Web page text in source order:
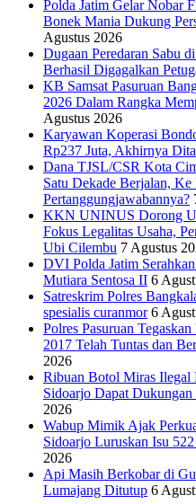
Polda Jatim Gelar Nobar
Bonek Mania Dukung
Agustus 2026
Dugaan Peredaran Sabu
Berhasil Digagalkan
KB Samsat Pasuruan
2026 Dalam Rangka
Agustus 2026
Karyawan Koperasi
Rp237 Juta, Akhirnya
Dana TJSL/CSR Kota
Satu Dekade Berjalan,
Pertanggungjawabannya?
KKN UNINUS Dorong
Fokus Legalitas Usaha,
Ubi Cilembu 7 Agustus
DVI Polda Jatim
Mutiara Sentosa II 6
Satreskrim Polres
spesialis curanmor 6
Polres Pasuruan
2017 Telah Tuntas dan
2026
Ribuan Botol Miras Ilegal
Sidoarjo Dapat
2026
Wabup Mimik Ajak
Sidoarjo Luruskan Isu
2026
Api Masih Berkobar di
Lumajang Ditutup 6